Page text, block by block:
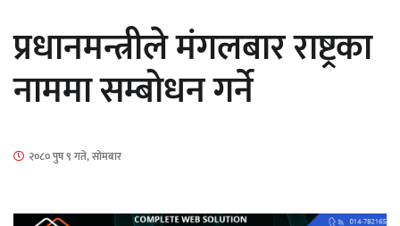
सार्वजनिक
प्रधानमन्त्रीले मंगलबार राष्ट्रका
नाममा सम्बोधन गर्ने
२०८० पुष ९ गते, सोमबार